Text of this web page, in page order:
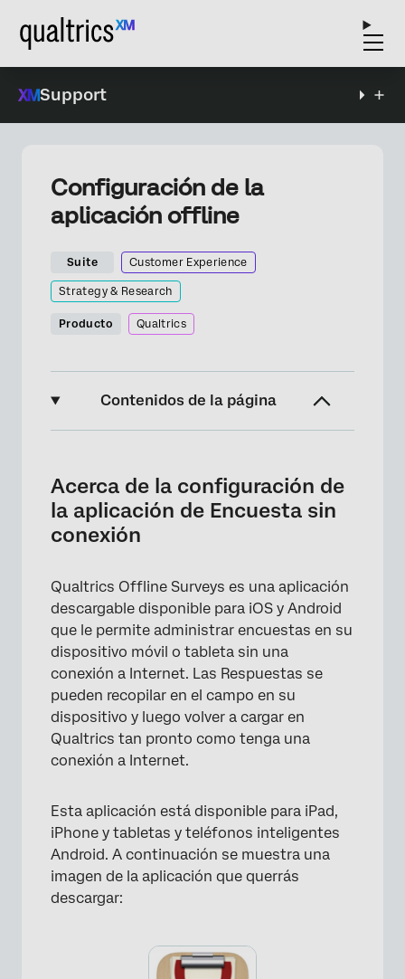
Support
Configuración de la
aplicación offline
Suite Customer Experience
Strategy & Research
Producto Qualtrics
Contenidos de la página
Preliminares
Cómo descargar la aplicación de encuestas
Ingresar sus credenciales de Qualtrics
Descarga de encuestas
Configuración de la aplicación
Preguntas frequentes
Acerca de la configuración de
la aplicación de Encuesta sin
conexión
Qualtrics Offline Surveys es una aplicación
descargable disponible para iOS y Android
que le permite administrar encuestas en su
dispositivo móvil o tableta sin una
conexión a Internet. Las Respuestas se
pueden recopilar en el campo en su
dispositivo y luego volver a cargar en
Qualtrics tan pronto como tenga una
conexión a Internet.
Esta aplicación está disponible para iPad,
iPhone y tabletas y teléfonos inteligentes
Android. A continuación se muestra una
imagen de la aplicación que querrás
descargar: